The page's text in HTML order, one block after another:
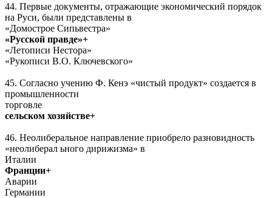
44. Первые документы, отражающие экономический порядок
на Руси, были представлены в
«Домострое Сипьвестра»
«Русской правде»+
«Летописи Нестора»
«Рукописи В.О. Ключевского»
45. Согласно учению Ф. Кенэ «чистый продукт» создается в
промышленности
торговле
сельском хозяйстве+
46. Неолиберальное направление приобрело разновидность
«неолиберал ьного дирижизма» в
Италии
Франции+
Аварии
Германии